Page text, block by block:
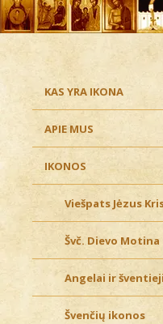
KAS YRA IKONA
APIE MUS
IKONOS
Viešpats Jėzus
Švč. Dievo Motina
Angelai ir šventieji
Švenčių ikonos